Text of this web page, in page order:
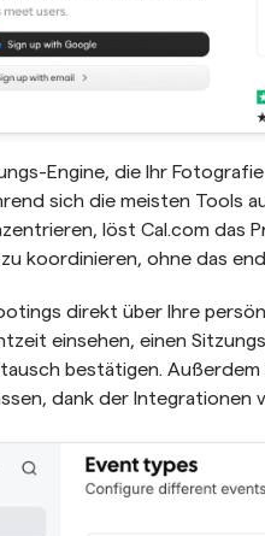
Engine, die Ihr
sich die meisten Tools
löst Cal.com das
koordinieren, ohne das
direkt über Ihre
einsehen, einen
bestätigen.
dank der Integrationen